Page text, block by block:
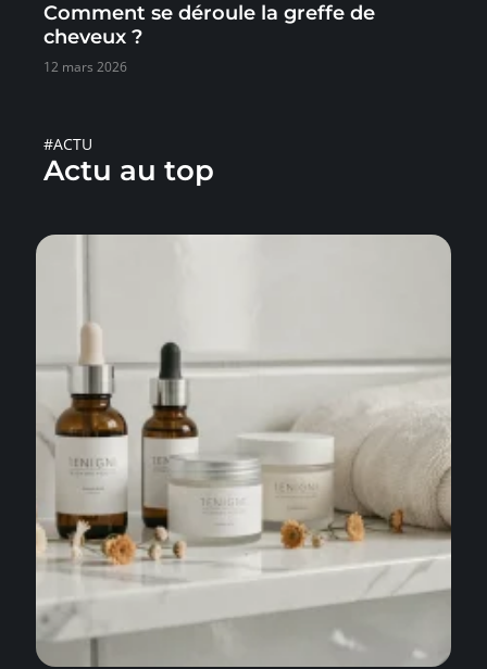
Comment se déroule la greffe de
cheveux ?
12 mars 2026
#ACTU
Actu au top